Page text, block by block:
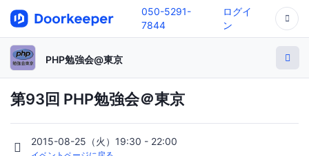
050-5291-
7844
ログイ
ン
PHP勉強会@東京
第93回 PHP勉強会＠東京
2015-08-25（火）19:30 - 22:00